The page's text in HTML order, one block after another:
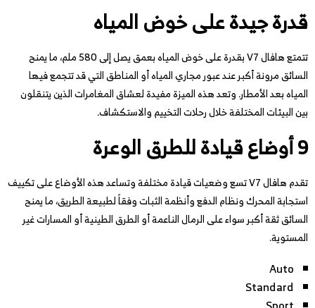
قدرة جيدة على خوض المياه
تتمتع هافال V7 بقدرة على خوض المياه بعمق يصل إلى 580 ملم، ما يمنح
السائق مرونة أكبر عند عبور مجاري المياه أو المناطق التي قد تتجمع فيها
المياه بعد الأمطار. وتعد هذه الميزة مفيدة لعشاق المغامرات الذين يتنقلون
بين البيئات المختلفة خلال رحلات التخييم والاستكشاف.
9 أوضاع قيادة للطرق الوعرة
تقدم هافال V7 تسع وضعيات قيادة مختلفة وتساعد هذه الأوضاع على تكييف
استجابة المحرك ونظام الدفع وأنظمة الثبات وفقاً لطبيعة الطريق، ما يمنح
السائق ثقة أكبر سواء على الرمال الناعمة أو الطرق الطينية أو المسارات غير
المستوية.
Auto
Standard